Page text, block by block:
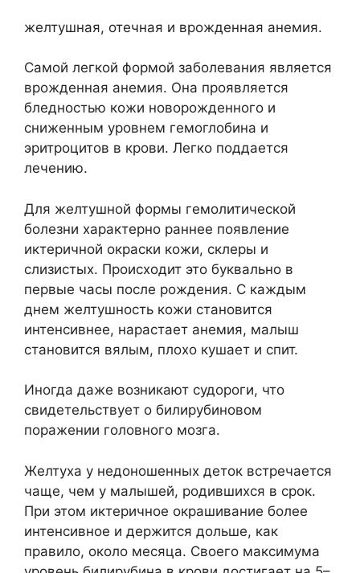
желтушная, отечная и врожденная анемия.
Самой легкой формой заболевания является
врожденная анемия. Она проявляется
бледностью кожи новорожденного и
сниженным уровнем гемоглобина и
эритроцитов в крови. Легко поддается
лечению.
Для желтушной формы гемолитической
болезни характерно раннее появление
иктеричной окраски кожи, склеры и
слизистых. Происходит это буквально в
первые часы после рождения. С каждым
днем желтушность кожи становится
интенсивнее, нарастает анемия, малыш
становится вялым, плохо кушает и спит.
Иногда даже возникают судороги, что
свидетельствует о билирубиновом
поражении головного мозга.
Желтуха у недоношенных деток встречается
чаще, чем у малышей, родившихся в срок.
При этом иктеричное окрашивание более
интенсивное и держится дольше, как
правило, около месяца. Своего максимума